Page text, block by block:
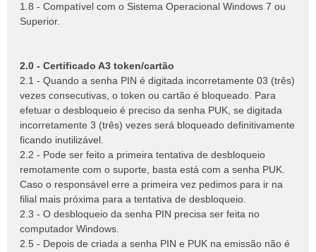
1.8 - Compatível com o Sistema Operacional Windows 7 ou
Superior.
2.0 - Certificado A3 token/cartão
2.1 - Quando a senha PIN é digitada incorretamente 03 (três)
vezes consecutivas, o token ou cartão é bloqueado. Para
efetuar o desbloqueio é preciso da senha PUK, se digitada
incorretamente 3 (três) vezes será bloqueado definitivamente
ficando inutilizável.
2.2 - Pode ser feito a primeira tentativa de desbloqueio
remotamente com o suporte, basta está com a senha PUK.
Caso o responsável erre a primeira vez pedimos para ir na
filial mais próxima para a tentativa de desbloqueio.
2.3 - O desbloqueio da senha PIN precisa ser feita no
computador Windows.
2.5 - Depois de criada a senha PIN e PUK na emissão não é